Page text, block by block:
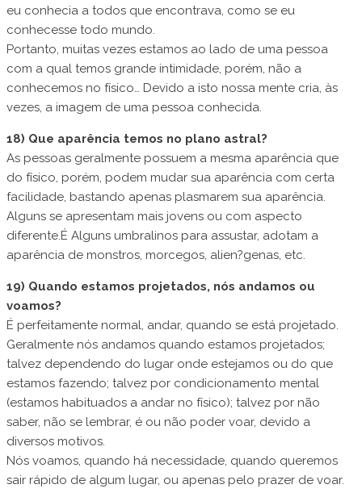
eu conhecia a todos que encontrava, como se eu
conhecesse todo mundo.
Portanto, muitas vezes estamos ao lado de uma pessoa
com a qual temos grande intimidade, porém, não a
conhecemos no físico… Devido a isto nossa mente cria, às
vezes, a imagem de uma pessoa conhecida.
18) Que aparência temos no plano astral?
As pessoas geralmente possuem a mesma aparência que
do físico, porém, podem mudar sua aparência com certa
facilidade, bastando apenas plasmarem sua aparência.
Alguns se apresentam mais jovens ou com aspecto
diferente.É Alguns umbralinos para assustar, adotam a
aparência de monstros, morcegos, alien?genas, etc.
19) Quando estamos projetados, nós andamos ou
voamos?
É perfeitamente normal, andar, quando se está projetado.
Geralmente nós andamos quando estamos projetados;
talvez dependendo do lugar onde estejamos ou do que
estamos fazendo; talvez por condicionamento mental
(estamos habituados a andar no físico); talvez por não
saber, não se lembrar, é ou não poder voar, devido a
diversos motivos.
Nós voamos, quando há necessidade, quando queremos
sair rápido de algum lugar, ou apenas pelo prazer de voar.